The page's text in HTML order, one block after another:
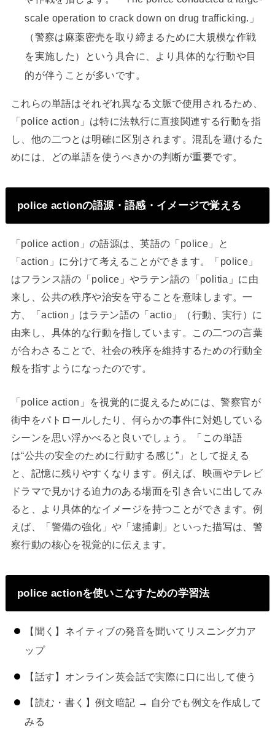
scale operation to crack down on drug trafficking.」
（警察は麻薬密売を取り締まるために大規模な作戦
を実施した）という具合に、より具体的な行動や目
的が伴うことが多いです。
これらの単語はそれぞれ異なる文脈で使用されるため、
「police action」は特に法執行に直接関連する行動を指
し、他の二つとは明確に区別されます。混乱を避けるた
めには、どの単語を使うべきかの判断が重要です。
police actionの語源・語感・イメージで覚える
「police action」の語源は、英語の「police」と
「action」に分けて考えることができます。「police」
はフランス語の「police」やラテン語の「politia」に由
来し、公共の秩序や治安を守ることを意味します。一
方、「action」はラテン語の「actio」（行動、実行）に
由来し、具体的な行動を指しています。この二つの言葉
が合わさることで、社会の秩序を維持するための行動全
般を指すようになったのです。
「police action」を視覚的に捉えるためには、警察官が
街中をパトロールしたり、何らかの事件に対処している
シーンを思い浮かべると良いでしょう。「この単語
は“公共の安全のために行動する感じ”」として捉える
と、記憶に残りやすくなります。例えば、映画やテレビ
ドラマで見かける迫力のある場面を引き合いに出してみ
ると、より具体的なイメージを持つことができます。例
えば、「警備の強化」や「逮捕劇」といった描写は、警
察行動の核心を視覚的に伝えます。
police actionを使いこなすための学習法
【聞く】ネイティブの発音を聞いてリスニング力ア
ップ
【話す】オンライン英会話で実際に口に出して使う
【読む・書く】例文暗記 → 自分でも例文を作成して
みる